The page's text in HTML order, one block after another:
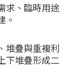
求、臨時用途
。
堆疊與重複利
下堆疊形成二